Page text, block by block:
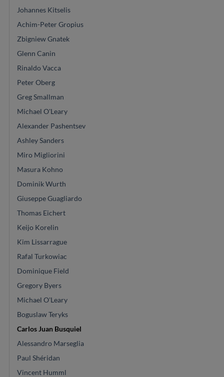
Johannes Kitselis
Achim-Peter Gropius
Zbigniew Gnatek
Glenn Canin
Rinaldo Vacca
Peter Oberg
Greg Smallman
Michael O'Leary
Alexander Pashentsev
Ashley Sanders
Miro Migliorini
Masura Kohno
Dominik Wurth
Giuseppe Guagliardo
Thomas Eichert
Keijo Korelin
Kim Lissarrague
Rafal Turkowiac
Dominique Field
Gregory Byers
Michael O'Leary
Boguslaw Teryks
Carlos Juan Busquiel
Alessandro Marseglia
Paul Shéridan
Vincent Humml